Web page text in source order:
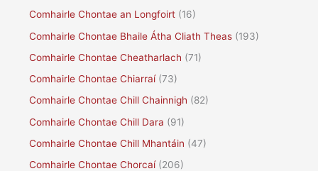
Comhairle Chontae an Longfoirt (16)
Comhairle Chontae Bhaile Átha Cliath Theas (193)
Comhairle Chontae Cheatharlach (71)
Comhairle Chontae Chiarraí(73)
Comhairle Chontae Chill Chainnigh (82)
Comhairle Chontae Chill Dara (91)
Comhairle Chontae Chill Mhantáin (47)
Comhairle Chontae Chorcaí(206)